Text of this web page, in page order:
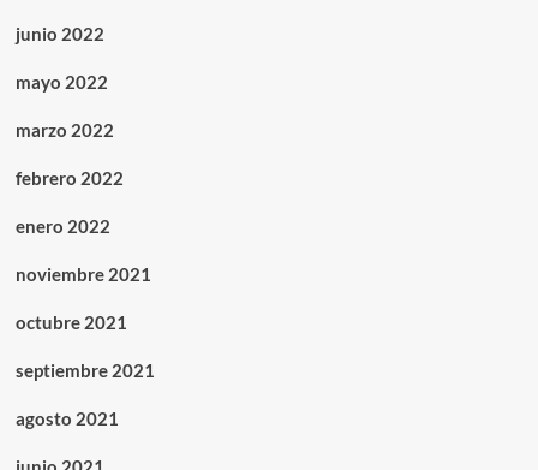
junio 2022
mayo 2022
marzo 2022
febrero 2022
enero 2022
noviembre 2021
octubre 2021
septiembre 2021
agosto 2021